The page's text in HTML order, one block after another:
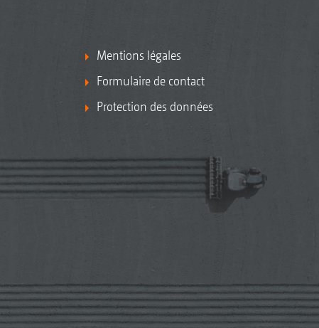
Mentions légales
Formulaire de contact
Protection des données